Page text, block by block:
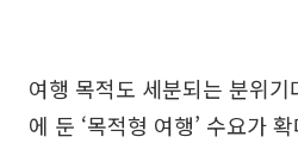
여행 목적도 세분되는 분위
에 둔 ‘목적형 여행’ 수요가